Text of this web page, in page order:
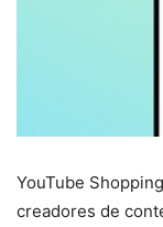
YouTube
creadores de